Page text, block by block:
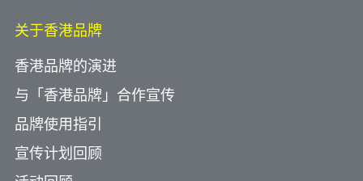
关于香港品牌
香港品牌的演进
与「香港品牌」合作宣传
品牌使用指引
宣传计划回顾